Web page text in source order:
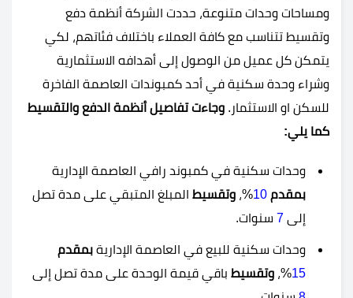
ومساحات وحدات متنوعة، حددت الشركة أنظمة دفع
وتقسيط تتناسب مع كافة العملاء باختلاف فئاتهم، لكي
يتمكن كل عميل من الوصول إلى أهدافه الاستثمارية
وشراء وحدة سكنية في أحد كمبوندات العاصمة الفاخرة
للسكن او الاستثمار. وجاءت تفاصيل أنظمة الدفع والتقسيط
كما يلي:
وحدات سكنية في كمبوند رافي العاصمة الإدارية
بمقدم 10%، وتقسيط المبلغ المتبقي على مدة تصل
إلى 7 سنوات.
وحدات سكنية للبيع في العاصمة الإدارية بمقدم
15%، وتقسيط باقي قيمة الوحدة على مدة تصل إلى